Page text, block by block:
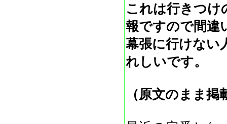
これは行きつけ
報ですので間違
幕張に行けない
れしいです。
（原文のまま掲